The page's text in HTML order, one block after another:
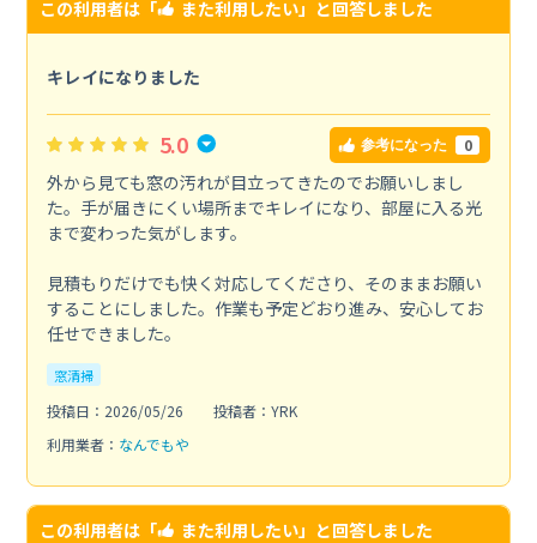
この利用者は「 また利用したい」と回答しました
キレイになりました
5.0 参考になった 0
外から見ても窓の汚れが目立ってきたのでお願いしまし
た。手が届きにくい場所までキレイになり、部屋に入る光
まで変わった気がします。
見積もりだけでも快く対応してくださり、そのままお願い
することにしました。作業も予定どおり進み、安心してお
任せできました。
窓清掃
投稿日：2026/05/26
投稿者：YRK
利用業者： なんでもや
この利用者は「 また利用したい」と回答しました